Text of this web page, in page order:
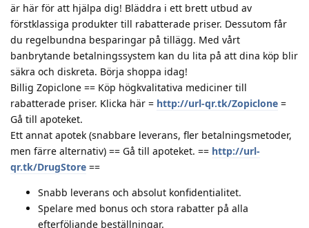
är här för att hjälpa dig! Bläddra i ett brett utbud av
förstklassiga produkter till rabatterade priser. Dessutom får
du regelbundna besparingar på tillägg. Med vårt
banbrytande betalningssystem kan du lita på att dina köp blir
säkra och diskreta. Börja shoppa idag!
Billig Zopiclone == Köp högkvalitativa mediciner till
rabatterade priser. Klicka här = http://url-qr.tk/Zopiclone =
Gå till apoteket.
Ett annat apotek (snabbare leverans, fler betalningsmetoder,
men färre alternativ) == Gå till apoteket. == http://url-
qr.tk/DrugStore ==
Snabb leverans och absolut konfidentialitet.
Spelare med bonus och stora rabatter på alla
efterföljande beställningar.